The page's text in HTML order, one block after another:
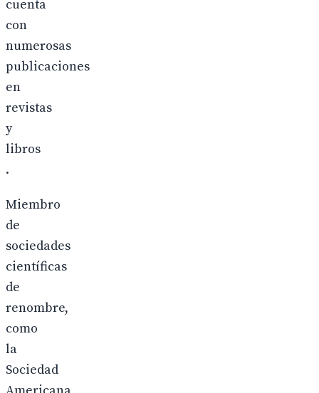
cuenta
con
numerosas
publicaciones
en
revistas
y
libros
.
Miembro
de
sociedades
científicas
de
renombre,
como
la
Sociedad